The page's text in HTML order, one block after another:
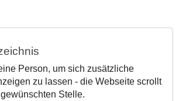
Person, um sich zusätzliche
zu lassen - die Webseite scrollt
Stelle.